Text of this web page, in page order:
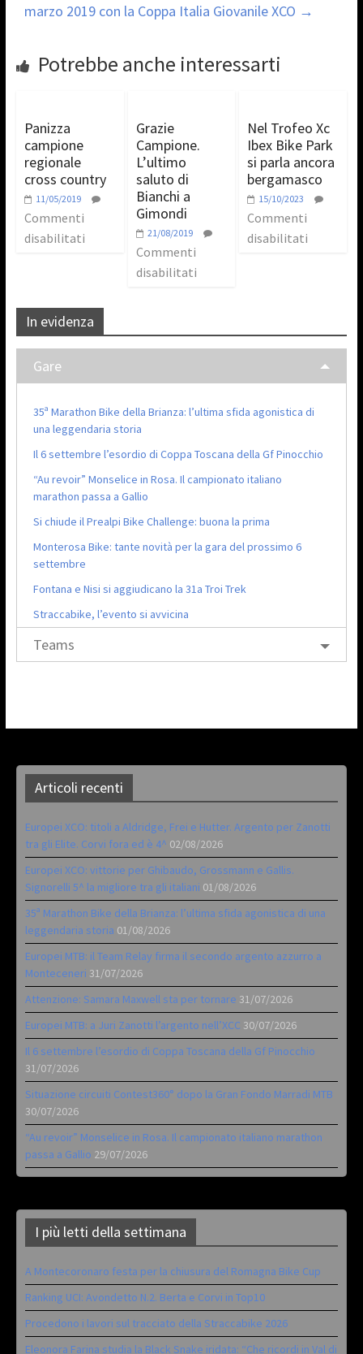
marzo 2019 con la Coppa Italia Giovanile XCO →
Potrebbe anche interessarti
Panizza
campione
regionale
cross country
11/05/2019
Commenti
disabilitati
Grazie
Campione.
L’ultimo
saluto di
Bianchi a
Gimondi
21/08/2019
Commenti
disabilitati
Nel Trofeo Xc
Ibex Bike Park
si parla ancora
bergamasco
15/10/2023
Commenti
disabilitati
In evidenza
Gare
35ª Marathon Bike della Brianza: l’ultima sfida agonistica di
una leggendaria storia
Il 6 settembre l’esordio di Coppa Toscana della Gf Pinocchio
“Au revoir” Monselice in Rosa. Il campionato italiano
marathon passa a Gallio
Si chiude il Prealpi Bike Challenge: buona la prima
Monterosa Bike: tante novità per la gara del prossimo 6
settembre
Fontana e Nisi si aggiudicano la 31a Troi Trek
Straccabike, l’evento si avvicina
Teams
Articoli recenti
Europei XCO: titoli a Aldridge, Frei e Hutter. Argento per Zanotti
tra gli Elite. Corvi fora ed è 4^ 02/08/2026
Europei XCO: vittorie per Ghibaudo, Grossmann e Gallis.
Signorelli 5^ la migliore tra gli italiani 01/08/2026
35ª Marathon Bike della Brianza: l’ultima sfida agonistica di una
leggendaria storia 01/08/2026
Europei MTB: il Team Relay firma il secondo argento azzurro a
Monteceneri 31/07/2026
Attenzione: Samara Maxwell sta per tornare 31/07/2026
Europei MTB: a Juri Zanotti l’argento nell’XCC 30/07/2026
Il 6 settembre l’esordio di Coppa Toscana della Gf Pinocchio
31/07/2026
Situazione circuiti Contest360° dopo la Gran Fondo Marradi MTB
30/07/2026
“Au revoir” Monselice in Rosa. Il campionato italiano marathon
passa a Gallio 29/07/2026
I più letti della settimana
A Montecoronaro festa per la chiusura del Romagna Bike Cup
Ranking UCI: Avondetto N.2. Berta e Corvi in Top10
Procedono i lavori sul tracciato della Straccabike 2026
Eleonora Farina studia la Black Snake iridata: “Che ricordi in Val di